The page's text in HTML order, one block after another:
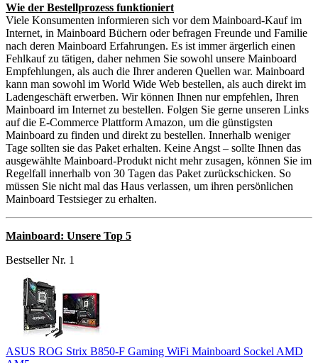
Wie der Bestellprozess funktioniert
Viele Konsumenten informieren sich vor dem Mainboard-Kauf im
Internet, in Mainboard Büchern oder befragen Freunde und Familie
nach deren Mainboard Erfahrungen. Es ist immer ärgerlich einen
Fehlkauf zu tätigen, daher nehmen Sie sowohl unsere Mainboard
Empfehlungen, als auch die Ihrer anderen Quellen war. Mainboard
kann man sowohl im World Wide Web bestellen, als auch direkt im
Ladengeschäft erwerben. Wir können Ihnen nur empfehlen, Ihren
Mainboard im Internet zu bestellen. Folgen Sie gerne unseren Links
auf die E-Commerce Plattform Amazon, um die günstigsten
Mainboard zu finden und direkt zu bestellen. Innerhalb weniger
Tage sollten sie das Paket erhalten. Keine Angst – sollte Ihnen das
ausgewählte Mainboard-Produkt nicht mehr zusagen, können Sie im
Regelfall innerhalb von 30 Tagen das Paket zurückschicken. So
müssen Sie nicht mal das Haus verlassen, um ihren persönlichen
Mainboard Testsieger zu erhalten.
Mainboard: Unsere Top 5
Bestseller Nr. 1
ASUS ROG Strix B850-F Gaming WiFi Mainboard Sockel AMD